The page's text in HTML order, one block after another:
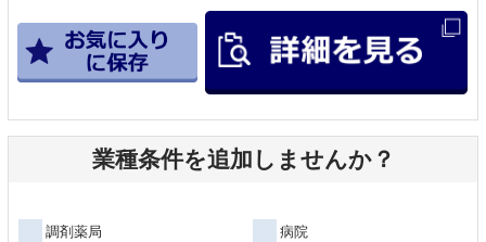
業種条件を追加しませんか？
調剤薬局 病院